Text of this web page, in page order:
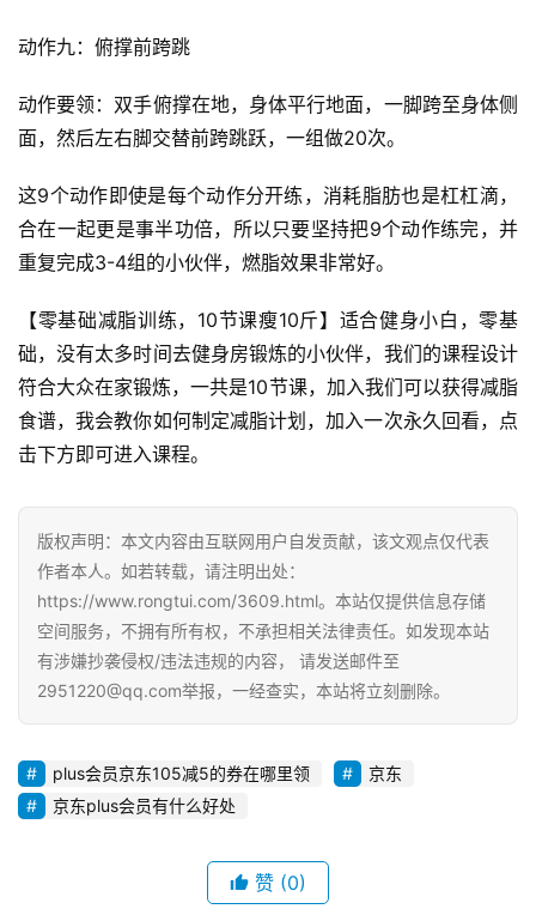
优
A
观
察
商
运
营
直
播
引
推
广
域
社
群
登录 注册
动作九：俯撑前跨跳
动作要领：双手俯撑在地，身体平行地面，一脚跨至身体侧
面，然后左右脚交替前跨跳跃，一组做20次。
这9个动作即使是每个动作分开练，消耗脂肪也是杠杠滴，
合在一起更是事半功倍，所以只要坚持把9个动作练完，并
重复完成3-4组的小伙伴，燃脂效果非常好。
【零基础减脂训练，10节课瘦10斤】适合健身小白，零基
础，没有太多时间去健身房锻炼的小伙伴，我们的课程设计
符合大众在家锻炼，一共是10节课，加入我们可以获得减脂
食谱，我会教你如何制定减脂计划，加入一次永久回看，点
击下方即可进入课程。
版权声明：本文内容由互联网用户自发贡献，该文观点仅代表
作者本人。如若转载，请注明出处：
https://www.rongtui.com/3609.html。本站仅提供信息存储
空间服务，不拥有所有权，不承担相关法律责任。如发现本站
有涉嫌抄袭侵权/违法违规的内容， 请发送邮件至
2951220@qq.com举报，一经查实，本站将立刻删除。
plus会员京东105减5的券在哪里领
京东
京东plus会员有什么好处
赞 (0)